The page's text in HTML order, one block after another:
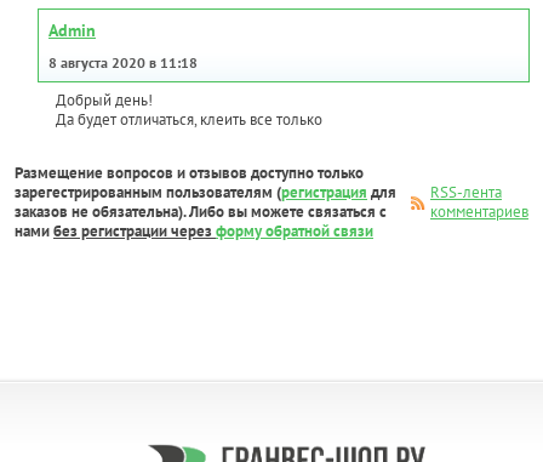
Admin
8 августа 2020 в 11:18
Добрый день!
Да будет отличаться, клеить все только
Размещение вопросов и отзывов доступно только
зарегестрированным пользователям (регистрация для
заказов не обязательна). Либо вы можете связаться с
намибез регистрации через форму обратной связи
RSS-лента
комментариев